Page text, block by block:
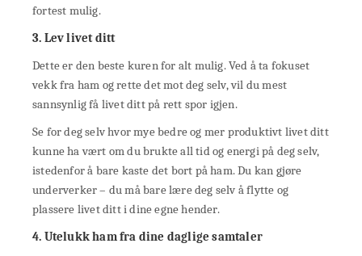
fortest mulig.
3. Lev livet ditt
Dette er den beste kuren for alt mulig. Ved å ta fokuset
vekk fra ham og rette det mot deg selv, vil du mest
sannsynlig få livet ditt på rett spor igjen.
Se for deg selv hvor mye bedre og mer produktivt livet ditt
kunne ha vært om du brukte all tid og energi på deg selv,
istedenfor å bare kaste det bort på ham. Du kan gjøre
underverker – du må bare lære deg selv å flytte og
plassere livet ditt i dine egne hender.
4. Utelukk ham fra dine daglige samtaler